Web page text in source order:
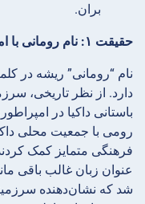
بران.
حقیقت ۱: نام رومانی با امپراطوری روم مرتبط است
نام “رومانی” ریشه در
دارد. از نظر تاریخی،
باستانی داکیا در
رومی با جمعیت محلی
فرهنگی متمایز کمک
عنوان زبان غالب باقی
شد که نشان‌دهنده